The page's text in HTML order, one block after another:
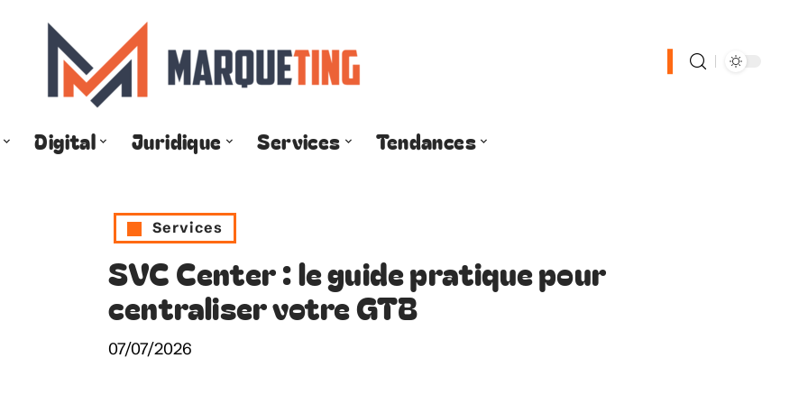
Digital Juridique Services Tendances
Services
SVC Center : le guide pratique pour
centraliser votre GTB
07/07/2026